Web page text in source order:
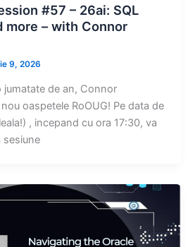
#57 – 26ai: SQL
more – with Connor
9, 2026
jumatate de an, Connor
oaspetele RoOUG! Pe data de
, incepand cu ora 17:30, va
sesiune